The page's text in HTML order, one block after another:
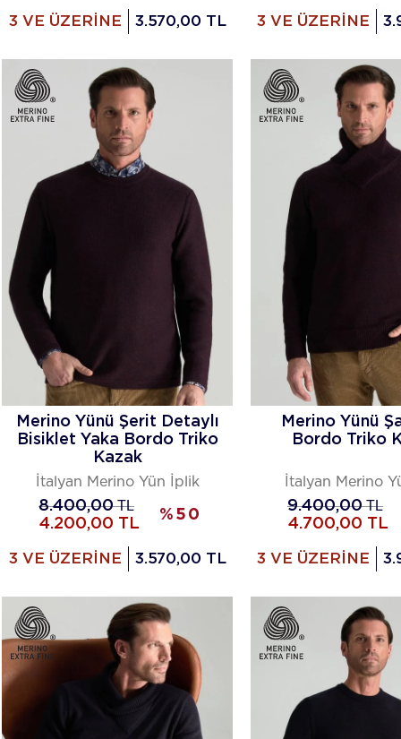
3 VE ÜZERİNE 3.570,00 TL 3 VE ÜZERİNE
Merino Yünü Şerit Detaylı
Bisiklet Yaka Bordo Triko
Kazak
İtalyan Merino Yün İplik
8.400,00TL
4.200,00 TL
% 50
3 VE ÜZERİNE 3.570,00 TL
Merino Yünü
Bordo Triko
İtalyan Merino
9.400,00TL
4.700,00 TL
3 VE ÜZERİNE